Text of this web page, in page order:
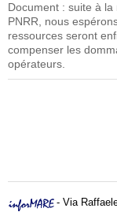
Document : suite à
PNRR, nous
ressources seront
compenser les
opérateurs.
- Via